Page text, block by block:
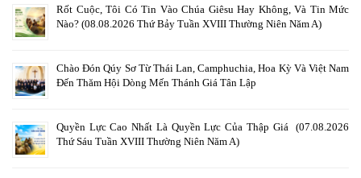
Rốt Cuộc, Tôi Có Tin Vào Chúa Giêsu Hay Không, Và Tin Mức
Nào? (08.08.2026 Thứ Bảy Tuần XVIII Thường Niên Năm A)
Chào Đón Qúy Sơ Từ Thái Lan, Camphuchia, Hoa Kỳ Và Việt Nam
Đến Thăm Hội Dòng Mến Thánh Giá Tân Lập
Quyền Lực Cao Nhất Là Quyền Lực Của Thập Giá (07.08.2026
Thứ Sáu Tuần XVIII Thường Niên Năm A)